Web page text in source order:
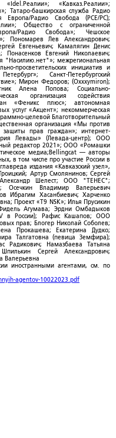
«Кавказ.Реалии»;
Татаро-башкирская служба Радио
Радио Свобода (PCE/PC);
Общество с ограниченной
Радио Свобода»; Чешское
Пономарев Лев Александрович;
Евгеньевич; Камалягин Денис
Понасенков Евгений Николаевич;
"Насилию.нет"»; межрегиональная
просветительских инициатив и
Санкт-Петербургский
Мирон Федоров; (Oxxxymiron);
Алена Попова; Социально-
организация содействия
«Феникс плюс»; автономная
услуг «Акцент»; некоммерческая
целевой Благотворительный
организация «Мы против
прав граждан»; интернет-
Левады» (Левада-центр); ООО
редактор 2021»; ООО «Ромашки
медиа;Bellingcat — авторы
в том числе про участие России в
издания «Кавказский узел»,
Артур Смолянинов; Сергей
Шелест; ООО "ТЕНЕС";
Осечкин Владимир Валерьевич
Ибрагим Хасанбиевич; Харченко
Проект «T9 NSK»; Илья Прусикин
Агумава; Эрдни Омбадыков
в России); Рафис Кашапов; ООО
прав; Блогер Николай Соболев;
Прокашева; Екатерина Дудко;
Талгатовна (певица Земфира);
Радикович; Намазбаева Татьяна
Сергей Александрович;
Валерьевна
иностранными агентами, см. по
agentov-10022023.pdf